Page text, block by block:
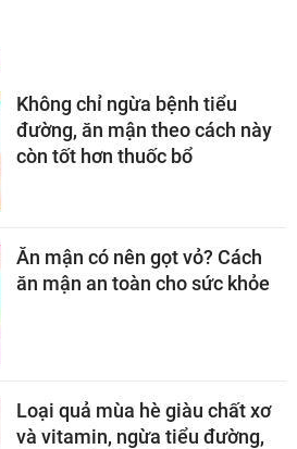
Không chỉ ngừa bệnh tiểu
đường, ăn mận theo cách này
còn tốt hơn thuốc bổ
Ăn mận có nên gọt vỏ? Cách
ăn mận an toàn cho sức khỏe
Loại quả mùa hè giàu chất xơ
và vitamin, ngừa tiểu đường,